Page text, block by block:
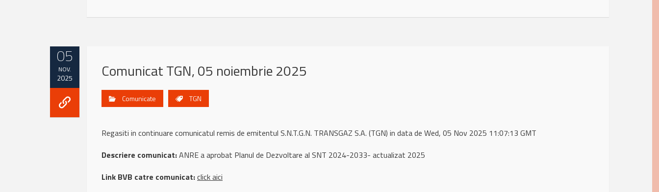
05
NOV.
2025 Comunicat TGN, 05 noiembrie 2025
Comunicate TGN
Regasiti in continuare comunicatul remis de emitentul S.N.T.G.N. TRANSGAZ S.A. (TGN) in data de Wed, 05 Nov 2025 11:07:13 GMT
Descriere comunicat:ANRE a aprobat Planul de Dezvoltare al SNT 2024-2033- actualizat 2025
Link BVB catre comunicat:click aici